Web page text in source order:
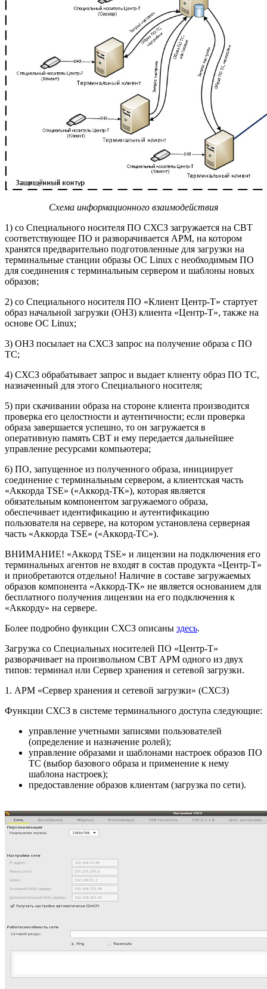
Схема информационного взаимодействия
1) со Специального носителя ПО СХСЗ загружается на СВТ
соответствующее ПО и разворачивается АРМ, на котором
хранятся предварительно подготовленные для загрузки на
терминальные станции образы ОС Linux с необходимым ПО
для соединения с терминальным сервером и шаблоны новых
образов;
2) со Специального носителя ПО «Клиент Центр-Т» стартует
образ начальной загрузки (ОНЗ) клиента «Центр-Т», также на
основе ОС Linux;
3) ОНЗ посылает на СХСЗ запрос на получение образа с ПО
ТС;
4) СХСЗ обрабатывает запрос и выдает клиенту образ ПО ТС,
назначенный для этого Специального носителя;
5) при скачивании образа на стороне клиента производится
проверка его целостности и аутентичности; если проверка
образа завершается успешно, то он загружается в
оперативную память СВТ и ему передается дальнейшее
управление ресурсами компьютера;
6) ПО, запущенное из полученного образа, инициирует
соединение с терминальным сервером, а клиентская часть
«Аккорда TSE» («Аккорд-ТК»), которая является
обязательным компонентом загружаемого образа,
обеспечивает идентификацию и аутентификацию
пользователя на сервере, на котором установлена серверная
часть «Аккорда TSE» («Аккорд-ТС»).
ВНИМАНИЕ! «Аккорд TSE» и лицензии на подключения его
терминальных агентов не входят в состав продукта «Центр-Т»
и приобретаются отдельно! Наличие в составе загружаемых
образов компонента «Аккорд-ТК» не является основанием для
бесплатного получения лицензии на его подключения к
«Аккорду» на сервере.
Более подробно функции СХСЗ описаны здесь.
Загрузка со Специальных носителей ПО «Центр-Т»
разворачивает на произвольном СВТ АРМ одного из двух
типов: терминал или Сервер хранения и сетевой загрузки.
1. АРМ «Сервер хранения и сетевой загрузки» (СХСЗ)
Функции СХСЗ в системе терминального доступа следующие:
управление учетными записями пользователей
(определение и назначение ролей);
управление образами и шаблонами настроек образов ПО
ТС (выбор базового образа и применение к нему
шаблона настроек);
предоставление образов клиентам (загрузка по сети).